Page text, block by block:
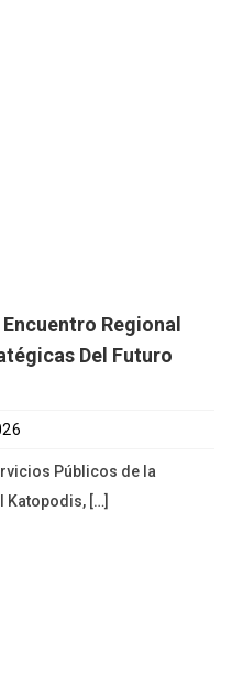
Regional
Del Futuro
Públicos de la
Katopodis, […]